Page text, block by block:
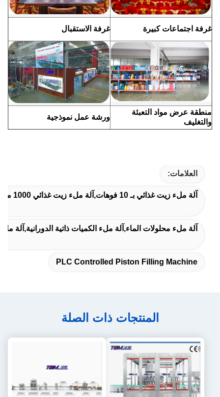
غرفة اجتماعات كبيرة غرفة الاستقبال
منطقة عرض مواد التعبئة
والتغليف
ورشة عمل نموذجية
العلامات:
آلة ملء زيت غذائي بـ 10 فوهات,آلة ملء زيت غذائي 1000 مل,آلة تعبئة البستون التي يتم التحكم بها بواسطة PLC
آلة ملء محلولات الماء,آلة ملء الكميات ذاتية الدورانية,آلة ملء
PLC Controlled Piston Filling Machine
المنتجات ذات الصلة